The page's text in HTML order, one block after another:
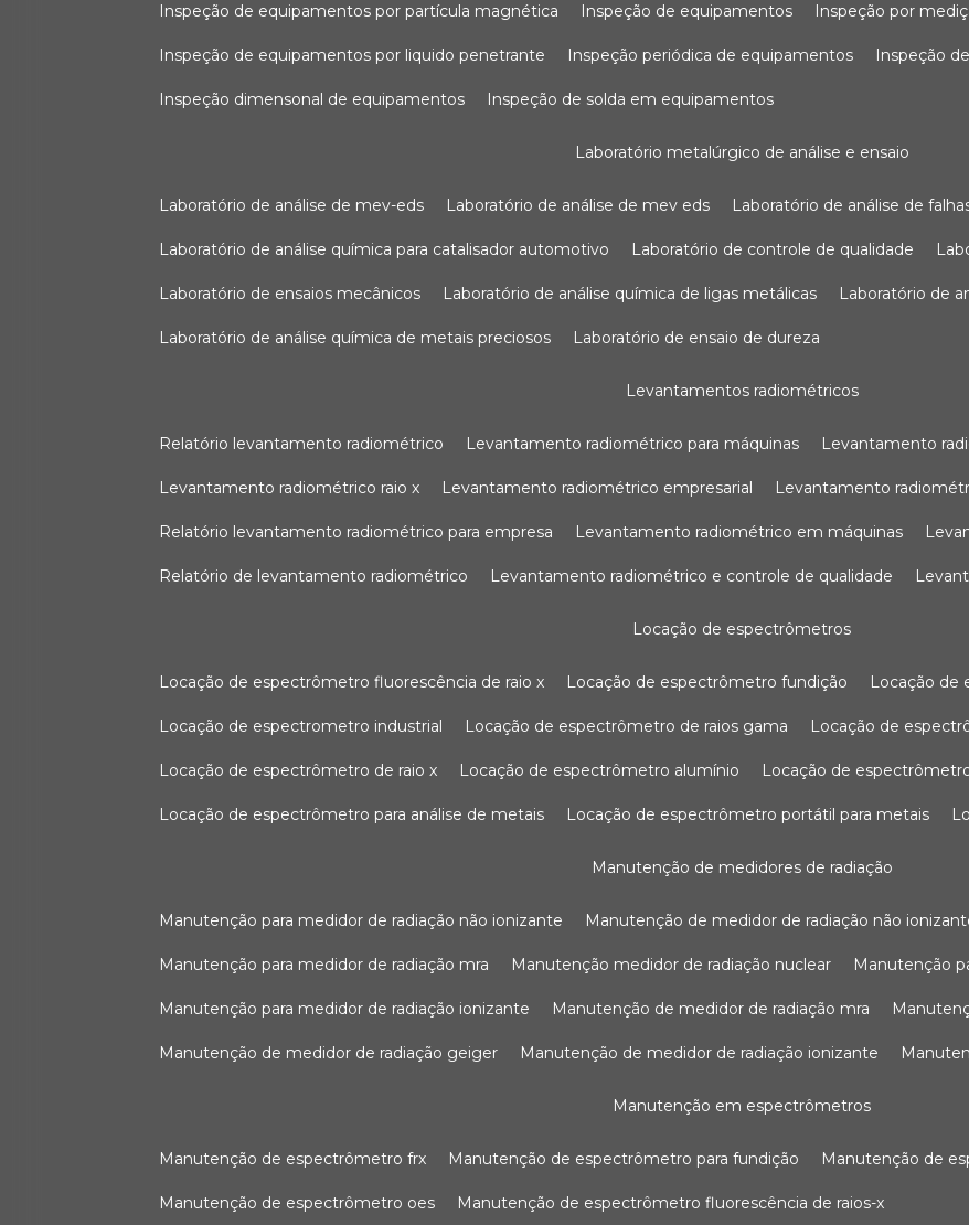
inspeção de equipamentos por partícula magnética inspeção de equipamentos inspeção por
inspeção de equipamentos por liquido penetrante inspeção periódica de equipamentos inspeção
inspeção dimensonal de equipamentos inspeção de solda em equipamentos
laboratório metalúrgico de análise e ensaio
laboratório de análise de mev-eds laboratório de análise de mev eds laboratório de análise de
laboratório de análise química para catalisador automotivo laboratório de controle de qualidade
laboratório de ensaios mecânicos laboratório de análise química de ligas metálicas laboratório de
laboratório de análise química de metais preciosos laboratório de ensaio de dureza
levantamentos radiométricos
relatório levantamento radiométrico levantamento radiométrico para máquinas levantamento
levantamento radiométrico raio x levantamento radiométrico empresarial levantamento
relatório levantamento radiométrico para empresa levantamento radiométrico em máquinas
relatório de levantamento radiométrico levantamento radiométrico e controle de qualidade
locação de espectrômetros
locação de espectrômetro fluorescência de raio x locação de espectrômetro fundição locação
locação de espectrometro industrial locação de espectrômetro de raios gama locação de
locação de espectrômetro de raio x locação de espectrômetro alumínio locação de
locação de espectrômetro para análise de metais locação de espectrômetro portátil para metais
manutenção de medidores de radiação
manutenção para medidor de radiação não ionizante manutenção de medidor de radiação não
manutenção para medidor de radiação mra manutenção medidor de radiação nuclear manutenção
manutenção para medidor de radiação ionizante manutenção de medidor de radiação mra
manutenção de medidor de radiação geiger manutenção de medidor de radiação ionizante
manutenção em espectrômetros
manutenção de espectrômetro frx manutenção de espectrômetro para fundição manutenção de
manutenção de espectrômetro oes manutenção de espectrômetro fluorescência de raios-x